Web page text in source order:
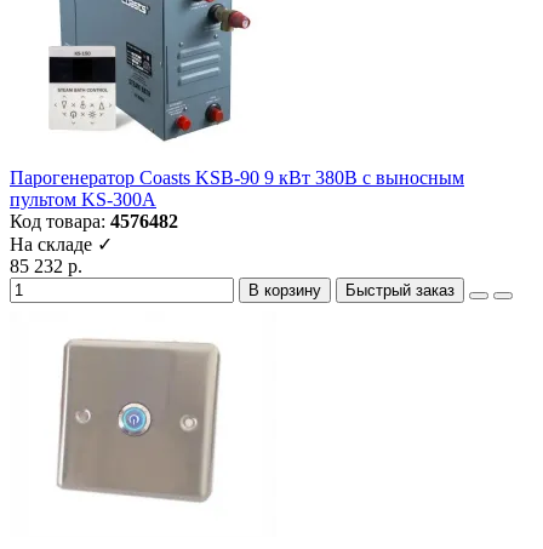
Парогенератор Coasts KSB-90 9 кВт 380В с выносным
пультом KS-300A
Код товара: 4576482
На складе ✓
85 232 р.
В корзину Быстрый заказ